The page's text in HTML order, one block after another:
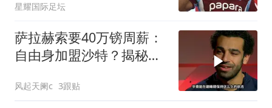
星耀国际足坛
萨拉赫索要40万镑周薪：
自由身加盟沙特？揭秘离
风起天阑c 3跟贴